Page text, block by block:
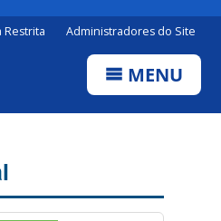
Restrita Administradores do Site
MENU